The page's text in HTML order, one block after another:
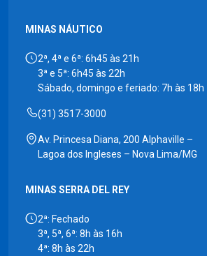
MINAS NÁUTICO
2ª, 4ª e 6ª: 6h45 às 21h
3ª e 5ª: 6h45 às 22h
Sábado, domingo e feriado: 7h às 18h
(31) 3517-3000
Av. Princesa Diana, 200 Alphaville –
Lagoa dos Ingleses – Nova Lima/MG
MINAS SERRA DEL REY
2ª: Fechado
3ª, 5ª, 6ª: 8h às 16h
4ª: 8h às 22h